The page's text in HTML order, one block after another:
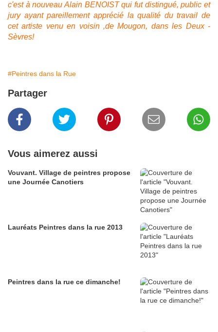
c'est à nouveau Alain BENOIST qui fut distingué, public et
jury ayant pareillement apprécié la qualité du travail de
cet artiste venu en voisin ,de Mougon, dans les Deux -
Sèvres!
#Peintres dans la Rue
Partager
Vous aimerez aussi
Vouvant. Village de peintres propose
une Journée Canotiers
Lauréats Peintres dans la rue 2013
Peintres dans la rue ce dimanche!